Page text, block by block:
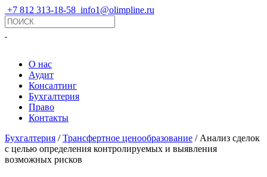
+7 812 313-18-58 info1@olimpline.ru
О нас
Аудит
Консалтинг
Бухгалтерия
Право
Контакты
Бухгалтерия /Трансфертное ценообразование / Анализ сделок
с целью определения контролируемых и выявления
возможных рисков